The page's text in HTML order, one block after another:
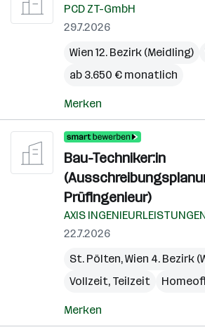
PCD ZT-GmbH
29.7.2026
Wien 12. Bezirk (Meidling)
ab 3.650 € monatlich
Merken
Bau-Techniker:in
Prüfingenieur)
AXIS
22.7.2026
St. Pölten,Wien 4. Bezirk
Vollzeit, Teilzeit
Merken